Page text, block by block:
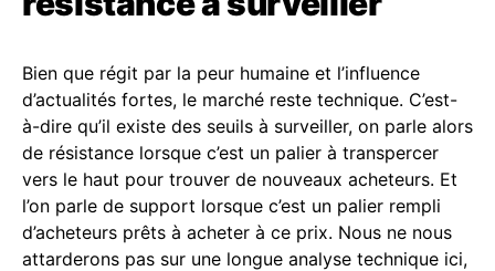
Bien que régit par la peur humaine et l’influence
d’actualités fortes, le marché reste technique. C’est-
à-dire qu’il existe des seuils à surveiller, on parle alors
de résistance lorsque c’est un palier à transpercer
vers le haut pour trouver de nouveaux acheteurs. Et
l’on parle de support lorsque c’est un palier rempli
d’acheteurs prêts à acheter à ce prix. Nous ne nous
attarderons pas sur une longue analyse technique ici,